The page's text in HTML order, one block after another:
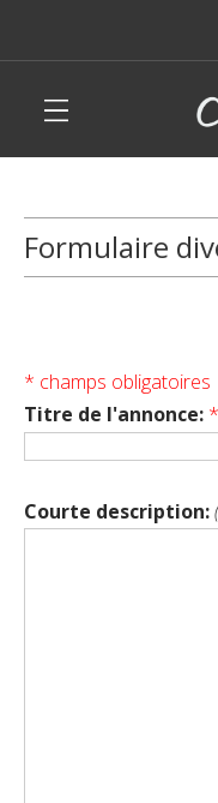
Formulaire
* champs obligatoires
Titre de l'annonce: *
Courte description: